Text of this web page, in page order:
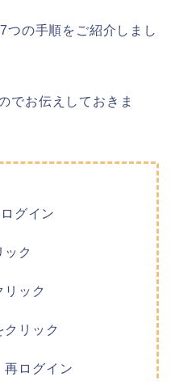
つの手順をご紹介しまし
でお伝えしておきま
グイン
ク
ック
リック
再ログイン